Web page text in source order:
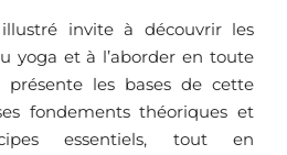
invite à découvrir les
yoga et à l’aborder en toute
présente les bases de cette
fondements théoriques et
essentiels, tout en